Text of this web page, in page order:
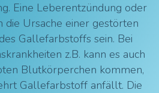
Eine Leberentzündung oder
die Ursache einer gestörten
Gallefarbstoffs sein. Bei
z.B. kann es auch
Blutkörperchen kommen,
Gallefarbstoff anfällt. Die